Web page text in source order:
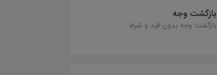
بازگشت وجه
بازگشت وجه بدون قید و شرط